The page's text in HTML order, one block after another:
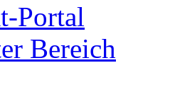
Portal
Bereich